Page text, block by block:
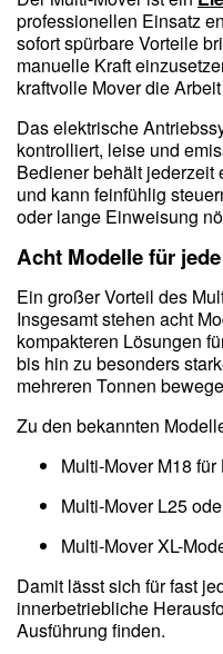
professionellen Einsatz
sofort spürbare Vorteile
manuelle Kraft
kraftvolle Mover die
Das elektrische
kontrolliert, leise und
Bediener behält jederzeit
und kann feinfühlig
oder lange Einweisung
Acht Modelle für
Ein großer Vorteil des
Insgesamt stehen acht
kompakteren Lösungen
bis hin zu besonders
mehreren Tonnen
Zu den bekannten
Multi-Mover M18
Multi-Mover L25
Multi-Mover XL-
Damit lässt sich für fast
innerbetriebliche
Ausführung finden.